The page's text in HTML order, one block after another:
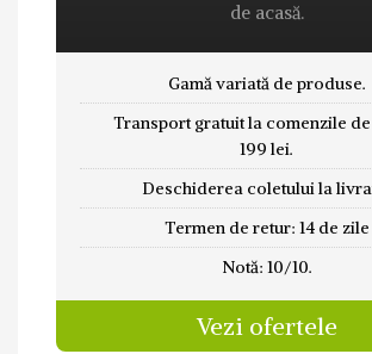
de acasă.
Gamă variată de produse.
Transport gratuit la comenzile de
199 lei.
Deschiderea coletului la
Termen de retur: 14 de zile
Notă: 10/10.
Vezi ofertele